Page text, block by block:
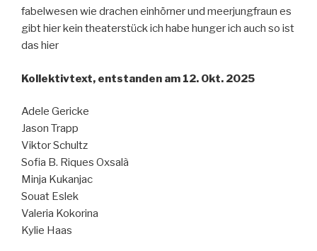
fabelwesen wie drachen einhörner und meerjungfraun es
gibt hier kein theaterstück ich habe hunger ich auch so ist
das hier
Kollektivtext, entstanden am 12. Okt. 2025
Adele Gericke
Jason Trapp
Viktor Schultz
Sofia B. Riques Oxsalà
Minja Kukanjac
Souat Eslek
Valeria Kokorina
Kylie Haas